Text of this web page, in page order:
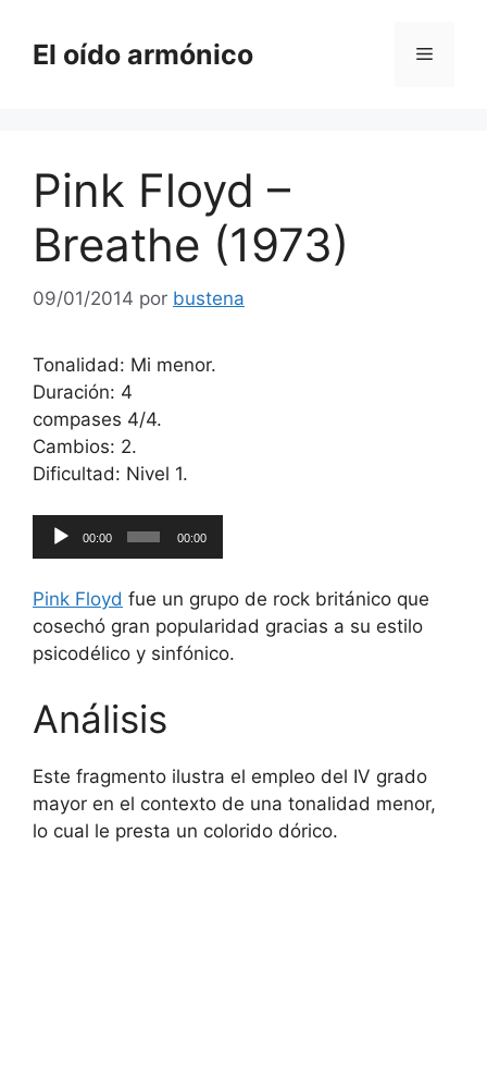
contenido
El oído armónico Menú
Pink Floyd –
Breathe (1973)
09/01/2014 por bustena
Tonalidad: Mi menor.
Duración: 4
compases 4/4.
Cambios: 2.
Dificultad: Nivel 1.
Reproductor
de
00:00 00:00
Pink Floyd fue un grupo de rock británico que
cosechó gran popularidad gracias a su estilo
psicodélico y sinfónico.
Análisis
Este fragmento ilustra el empleo del IV grado
mayor en el contexto de una tonalidad menor,
lo cual le presta un colorido dórico.